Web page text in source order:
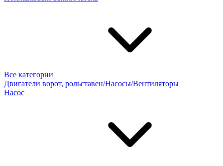
Все категории
Двигатели ворот, рольставен/Насосы/Вентиляторы
Насос